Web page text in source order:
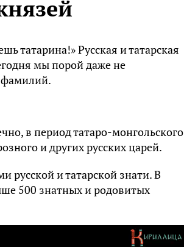
татарина!» Русская и татарская
мы порой даже не
фамилий.
в период татаро-монгольского
и других русских царей.
русской и татарской знати. В
500 знатных и родовитых